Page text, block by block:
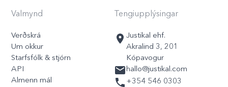
Valmynd
Verðskrá
Um okkur
Starfsfólk & stjórn
API
Almenn mál
Tengiupplýsingar
Justikal ehf.
Akralind 3, 201
Kópavogur
hallo@justikal.com
+354 546 0303